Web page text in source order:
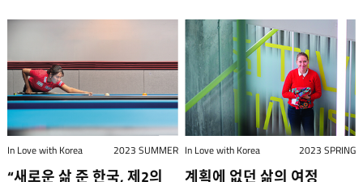
음반 컬렉션은 점점 늘어났다.
뒷골목에 자신의 첫 번째 빈티지 레코드
숍인 모자이크를 오픈했다. 신당동
일대가 유명세를 타기도 전이었다. 첫
매장이 성공을 거두자 그는 온라인 판매
사업을 시작했고, 지난해 홍대 근처에 두
번째 오프라인 매장을 오픈했다. 재능은
있지만 해외에 판매 채널이 부족한 국내
못했다. 그게 너무 부끄러웠다. 그가
미용사가 된 건 다양한 사람들을 만나
자신의 세계를 확장하고 싶어서였다.
그랬던 첫 마음과 너무 멀어져 있었다.
변화가 필요했다. “이른 새벽부터 늦은
밤까지 일했어요. 잠을 거의 못 잤죠.
그렇게 6년쯤 일하다 갑자기
심근경색으로 쓰러져 응급실에 실려
갔어요. 겨우 스물일곱 살에요. 계속
장면은 제게 특별한 기억으로 남아
회상했다. 호주 태즈매니아 섬에서 자란
리저우드는 집 안의 냉동실을 가득 채울
만큼 해산물을 잡을 수 있는 곳에서의
가족 여행을 즐겼다. 그렇지만 냉동실을
가득 채운 해산물과는 달리 그가 평소에
주로 먹는 음식은 고기와 삶은 야채
서울에 사는 대신 인천의 부평구 서쪽에
거주하게 되었는데 그곳의 공공
표지판은 외국인 방문객을 특별히
고려하지 않은 경우가 많았다. 인구
8,500여 명인 네덜란드의 작은 도시
그레이브(Grave)에서 자란 그에겐 도시
탐색의 기술이 필요치 않았다. “출구가
아주 많은 지하철역은 익숙해지기
꿈을 좇아갈 수 있도록 영감을 준다.
왔다. 다양한 인종이 섞인 미국에서
살다가 한민족으로 구성된 한국의 삶이
매우 흥미로웠다는 그녀는 한국 문화에
매료되어 계속 머물게 되었다. 메건 씨가
있다. 거실 창가에는 아침 이슬이
반짝이는 잔디밭이 보인다. 파주에 있는
않은 와인을 제조하며 산다. 그는 한국인
아내 신이현(Shin Ihyeon) 씨와 함께
프랑스 알자스를 닮은 한국의 ‘작은
알자스’에서 꾸리는 이 삶이 참 좋다고
말한다. 프랑스 알자스에서 태어난
도미니크 씨는 오랜 세월 엔지니어로
일하다 와인을 만들고 싶다는 꿈을
전공하고 알자스 와이너리에서 경험을
쌓았다. 아내와 한국으로 들어온 후
In Love with Korea 2023 SUMMER
“새로운 삶 준 한국, 제2의
In Love with Korea 2023 SPRING
계획에 없던 삶의 여정